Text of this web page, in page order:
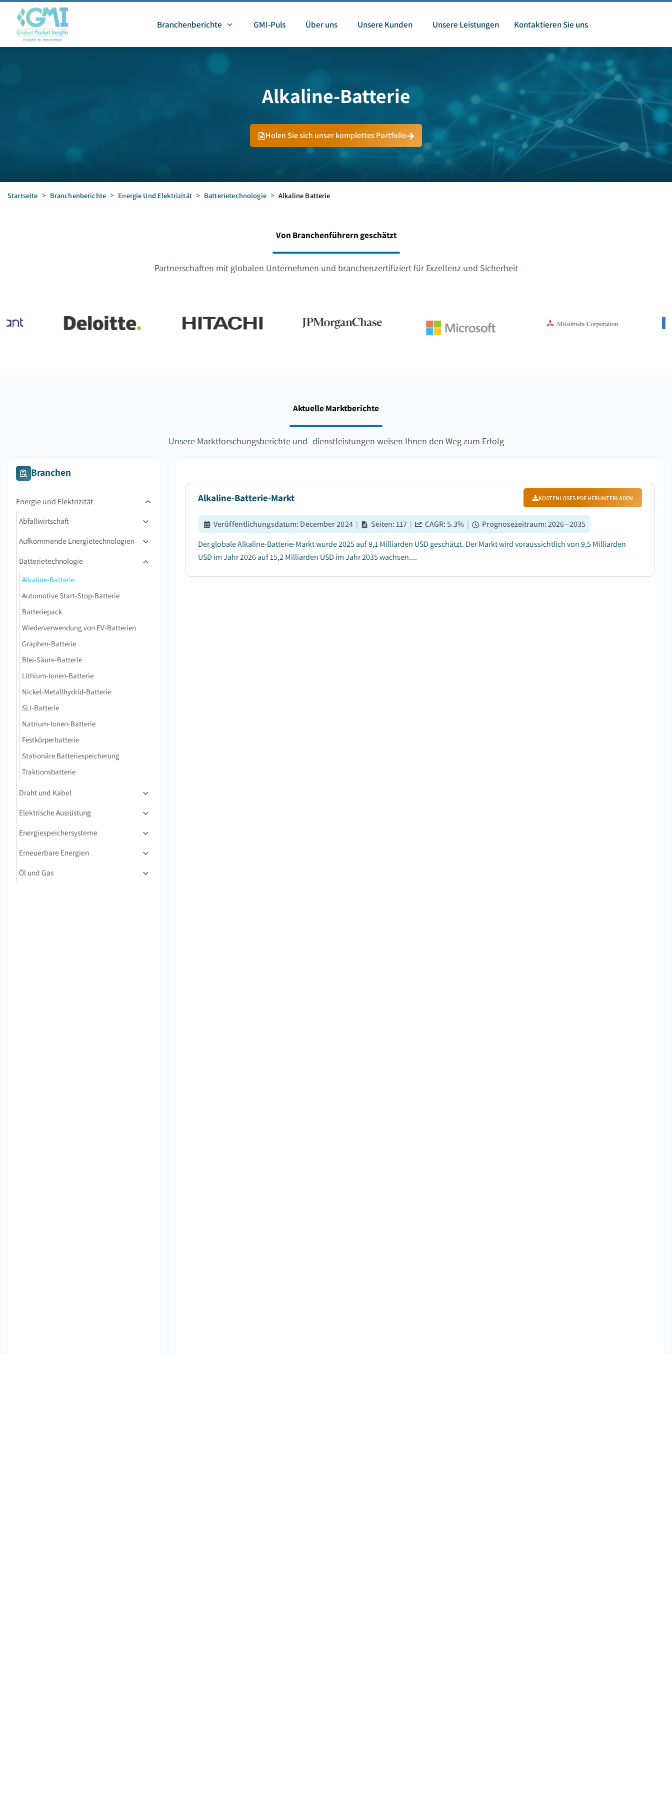
Branchenberichte GMI-Puls Über uns Unsere Kunden Unsere Leistungen Kontaktieren Sie uns
Alkaline-Batterie
Holen Sie sich unser komplettes Portfolio
Startseite > Branchenberichte > Energie Und Elektrizität > Batterietechnologie > Alkaline Batterie
Von Branchenführern geschätzt
Partnerschaften mit globalen Unternehmen und branchenzertifiziert für Exzellenz und Sicherheit
Aktuelle Marktberichte
Unsere Marktforschungsberichte und -dienstleistungen weisen Ihnen den Weg zum Erfolg
Branchen
Energie und Elektrizität
Abfallwirtschaft
Aufkommende Energietechnologien
Batterietechnologie
Alkaline-Batterie
Automotive Start-Stop-Batterie
Batteriepack
Wiederverwendung von EV-Batterien
Graphen-Batterie
Blei-Säure-Batterie
Lithium-Ionen-Batterie
Nickel-Metallhydrid-Batterie
SLI-Batterie
Natrium-Ionen-Batterie
Festkörperbatterie
Stationäre Batteriespeicherung
Traktionsbatterie
Draht und Kabel
Elektrische Ausrüstung
Energiespeichersysteme
Erneuerbare Energien
Öl und Gas
Alkaline-Batterie-Markt KOSTENLOSES PDF HERUNTERLADEN
Veröffentlichungsdatum: December 2024 | Seiten:117 | CAGR:5.3% | Prognosezeitraum:2026 - 2035
Der globale Alkaline-Batterie-Markt wurde 2025 auf 9,1 Milliarden USD geschätzt. Der Markt wird voraussichtlich von 9,5 Milliarden
USD im Jahr 2026 auf 15,2 Milliarden USD im Jahr 2035 wachsen....